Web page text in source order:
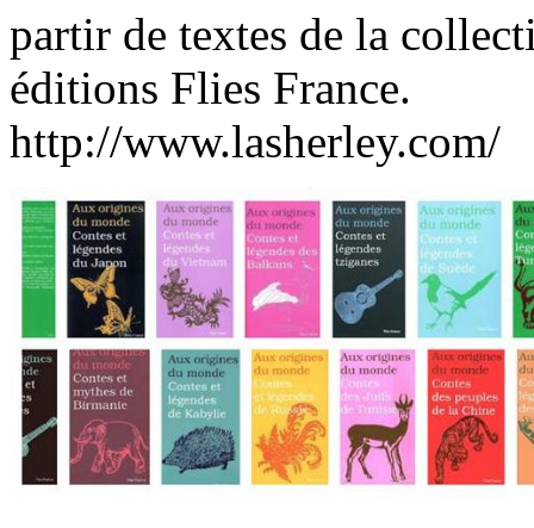
partir de textes de la
éditions Flies France.
http://www.lasherley.com/